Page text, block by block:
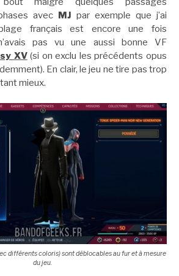
avec MJ par exemple que j’ai
français est encore une fois
pas vu une aussi bonne VF
XV (si on exclu les précédents opus
En clair, le jeu ne tire pas trop
mieux.
différents coloris) sont déblocables au fur et à mesure
du jeu.